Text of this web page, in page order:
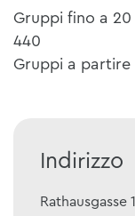
Gruppi fino a
440
Gruppi a partire
Indirizzo
Rathausgasse 1